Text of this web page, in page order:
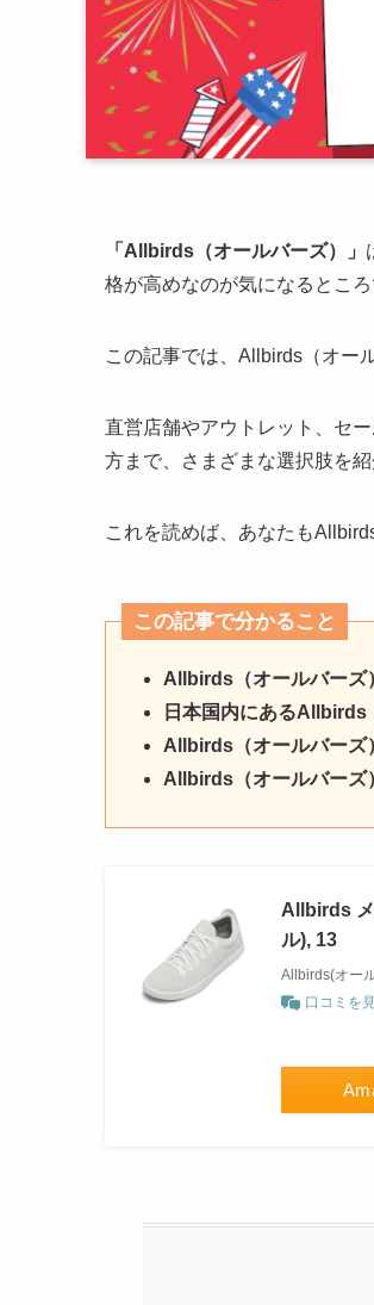
「Allbirds（オールバーズ）」
格が高めなのが気になるところ
この記事では、Allbirds（オー
直営店舗やアウトレット、セ
方まで、さまざまな選択肢を紹
これを読めば、あなたも
この記事で分かること
Allbirds（オールバーズ
日本国内にあるAllbirds
Allbirds（オールバーズ
Allbirds（オールバーズ
Allbirds
ル), 13
Allbirds(オー
口コミを